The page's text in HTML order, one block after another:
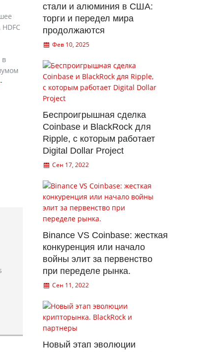
в
стали и алюминия в США:
торги и передел мира
продолжаются
Фев 10, 2025
Беспроигрышная сделка
Coinbase и BlackRock для
Ripple, с которым работает
Digital Dollar Project
Сен 17, 2022
Binance VS Coinbase: жесткая
конкуренция или начало
войны элит за первенство
при переделе рынка.
Сен 11, 2022
Новый этап эволюции